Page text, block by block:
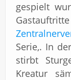
gespielt
Serie,. In
stirbt
Kreatur